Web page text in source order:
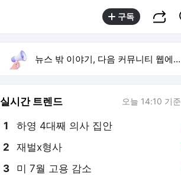
구독
뉴스 밖 이야기, 다음 커뮤니티 웹에서 보기
실시간 트렌드 오늘 14:10 기준
1 하영 4대째 의사 집안
2 재벌x형사
3 미 7월 고용 감소